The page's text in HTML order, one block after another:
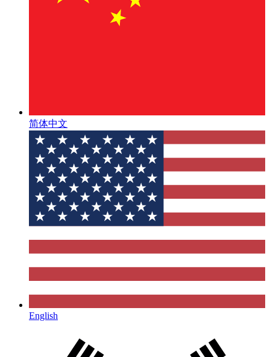
简体中文
English